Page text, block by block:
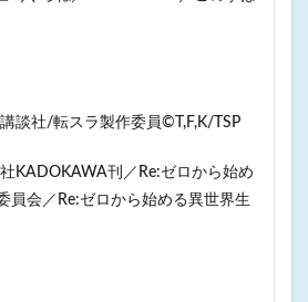
談社/転スラ製作委員©️T,F,K/TSP
KADOKAWA刊／Re:ゼロから始め
員会／Re:ゼロから始める異世界生